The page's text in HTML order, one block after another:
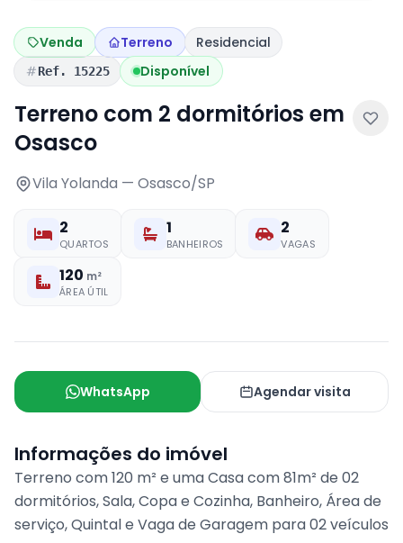
Venda Terreno Residencial
Ref. 15225 Disponível
Terreno com 2 dormitórios em
Osasco
Vila Yolanda — Osasco/SP
2
QUARTOS
1
BANHEIROS
2
VAGAS
120 m²
ÁREA ÚTIL
WhatsApp Agendar visita
Informações do imóvel
Terreno com 120 m² e uma Casa com 81m² de 02
dormitórios, Sala, Copa e Cozinha, Banheiro, Área de
serviço, Quintal e Vaga de Garagem para 02 veículos